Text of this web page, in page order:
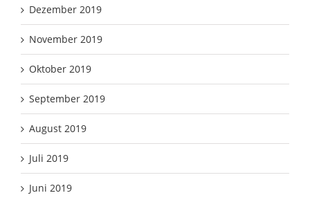
Dezember 2019
November 2019
Oktober 2019
September 2019
August 2019
Juli 2019
Juni 2019